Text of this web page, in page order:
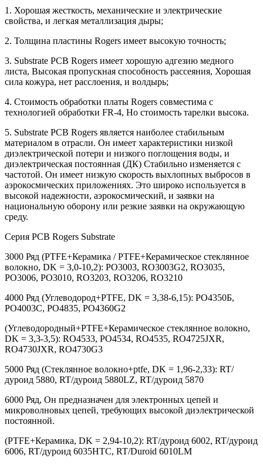
1. Хорошая жесткость, механические и электрические
свойства, и легкая металлизация дыры;
2. Толщина пластины Rogers имеет высокую точность;
3. Substrate PCB Rogers имеет хорошую адгезию медного
листа, Высокая пропускная способность рассеяния, Хорошая
сила кожура, нет расслоения, и волдырь;
4. Стоимость обработки платы Rogers совместима с
технологией обработки FR-4, Но стоимость тарелки высока.
5. Substrate PCB Rogers является наиболее стабильным
материалом в отрасли. Он имеет характеристики низкой
диэлектрической потери и низкого поглощения воды, и
диэлектрическая постоянная (ДК) Стабильно изменяется с
частотой. Он имеет низкую скорость выхлопных выбросов в
аэрокосмических приложениях. Это широко используется в
высокой надежности, аэрокосмический, и заявки на
национальную оборону или резкие заявки на окружающую
среду.
Серия PCB Rogers Substrate
3000 Ряд (PTFE+Керамика / PTFE+Керамическое стеклянное
волокно, DK = 3,0-10,2): РО3003, RO3003G2, RO3035,
РО3006, РО3010, RO3203, RO3206, RO3210
4000 Ряд (Углеводород+PTFE, DK = 3,38-6,15): РО4350Б,
РО4003C, РО4835, РО4360G2
(Углеводородный+PTFE+Керамическое стеклянное волокно,
DK = 3,3-3,5): RO4533, РО4534, RO4535, RO4725JXR,
RO4730JXR, RO4730G3
5000 Ряд (Стеклянное волокно+ptfe, DK = 1,96-2,33): RT/
дуроид 5880, RT/дуроид 5880LZ, RT/дуроид 5870
6000 Ряд, Он предназначен для электронных цепей и
микроволновых цепей, требующих высокой диэлектрической
постоянной.
(PTFE+Керамика, DK = 2,94-10,2): RT/дуроид 6002, RT/дуроид
6006, RT/дуроид 6035HTC, RT/Duroid 6010LM